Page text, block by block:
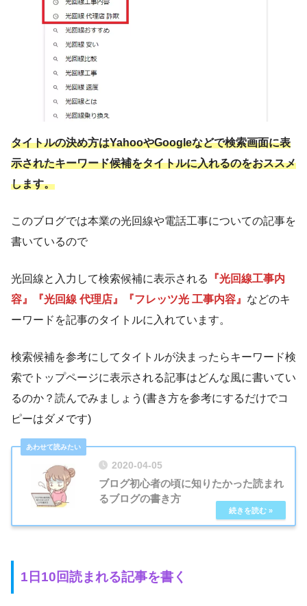
タイトルの決め方はYahooやGoogleなどで検索画面に表
示されたキーワード候補をタイトルに入れるのをおススメ
します。
このブログでは本業の光回線や電話工事についての記事を
書いているので
光回線と入力して検索候補に表示される
『光回線工事内
容』『光回線 代理店』『フレッツ光 工事内容』 などのキ
ーワードを記事のタイトルに入れています。
検索候補を参考にしてタイトルが決まったらキーワード検
索でトップページに表示される記事はどんな風に書いてい
るのか？読んでみましょう(書き方を参考にするだけでコ
ピーはダメです)
2020-04-05
ブログ初心者の頃に知りたかった読まれ
るブログの書き方
1日10回読まれる記事を書く